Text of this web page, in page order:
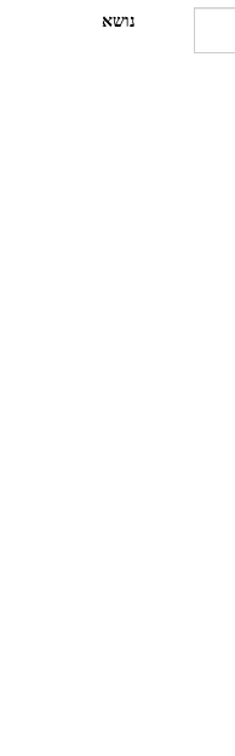
נושא